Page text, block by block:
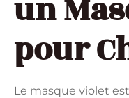
un
pour
Le masque violet